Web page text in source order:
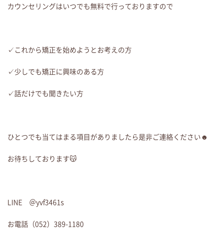
カウンセリングはいつでも無料で行っておりますので
✓これから矯正を始めようとお考えの方
✓少しでも矯正に興味のある方
✓話だけでも聞きたい方
ひとつでも当てはまる項目がありましたら是非ご連絡ください☻
お待ちしております😽
LINE ＠yvf3461s
お電話（052）389-1180